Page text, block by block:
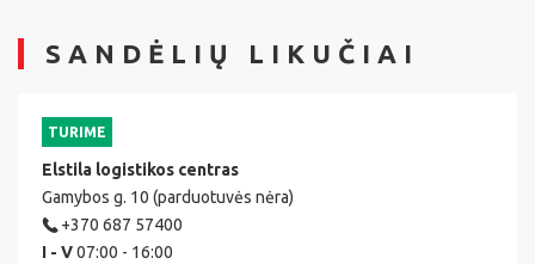
SANDĖLIŲ LIKUČIAI
TURIME
Elstila logistikos centras
Gamybos g. 10 (parduotuvės nėra)
+370 687 57400
I - V07:00 - 16:00